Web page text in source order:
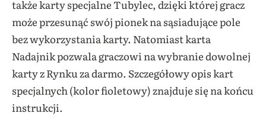
także karty specjalne Tubylec, dzięki której gracz
może przesunąć swój pionek na sąsiadujące pole
bez wykorzystania karty. Natomiast karta
Nadajnik pozwala graczowi na wybranie dowolnej
karty z Rynku za darmo. Szczegółowy opis kart
specjalnych (kolor fioletowy) znajduje się na końcu
instrukcji.